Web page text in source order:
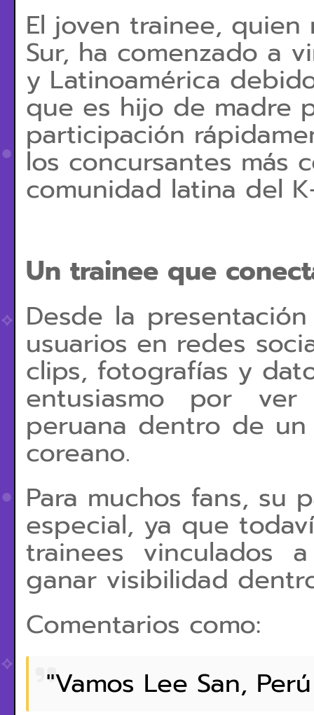
El joven trainee,
Sur, ha comenzado a
y Latinoamérica
que es hijo de madre
participación
los concursantes más
comunidad latina del
Un trainee que
Desde la
usuarios en redes
clips, fotografías y
entusiasmo por
peruana dentro de
coreano.
Para muchos fans, su
especial, ya que
trainees vinculados
ganar visibilidad
Comentarios como:
"Vamos Lee San,